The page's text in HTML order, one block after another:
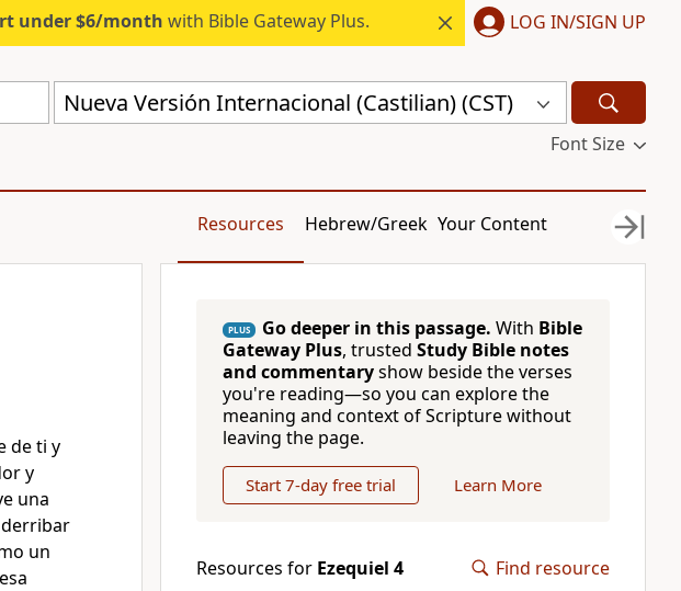
under $6/month with Bible Gateway Plus. LOG IN/SIGN UP
Nueva Versión Internacional (Castilian) (CST)
Font Size
Resources Hebrew/Greek Your Content
de ti y
y
una
derribar
un
PLUS Go deeper in this passage. With Bible
Gateway Plus, trusted Study Bible notes
and commentaryshow beside the verses
you're reading—so you can explore the
meaning and context of Scripture without
leaving the page.
Start 7-day free trial Learn More
Resources for Ezequiel 4 Find resource